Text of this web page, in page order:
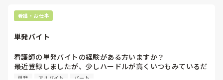
看護・お仕事
単発バイト
看護師の単発バイトの経験がある方いますか？
最近登録しましたが、少しハードルが高くいつもみているだ
けです。
単発 アルバイト パート